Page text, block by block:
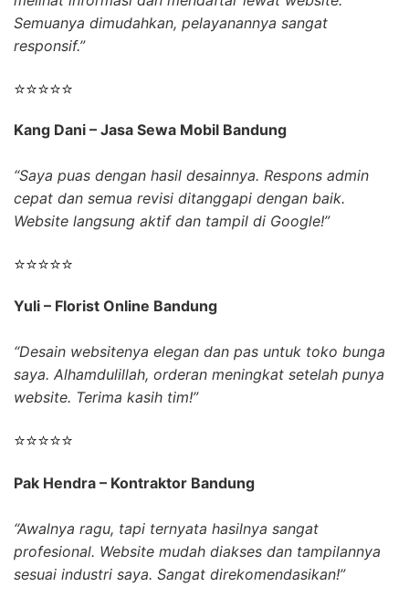
Semuanya dimudahkan, pelayanannya sangat
responsif.”
⭐⭐⭐⭐⭐
Kang Dani – Jasa Sewa Mobil Bandung
“Saya puas dengan hasil desainnya. Respons admin
cepat dan semua revisi ditanggapi dengan baik.
Website langsung aktif dan tampil di Google!”
⭐⭐⭐⭐⭐
Yuli – Florist Online Bandung
“Desain websitenya elegan dan pas untuk toko bunga
saya. Alhamdulillah, orderan meningkat setelah punya
website. Terima kasih tim!”
⭐⭐⭐⭐⭐
Pak Hendra – Kontraktor Bandung
“Awalnya ragu, tapi ternyata hasilnya sangat
profesional. Website mudah diakses dan tampilannya
sesuai industri saya. Sangat direkomendasikan!”